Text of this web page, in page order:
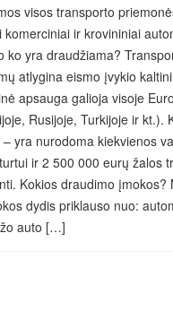
visos transporto
ir krovininiai
yra draudžiama?
atlygina eismo įvykio
apsauga galioja visoje
Rusijoje, Turkijoje ir
yra nurodoma kiekvienos
ir 2 500 000 eurų žalos
Kokios draudimo
dydis priklauso nuo:
auto […]